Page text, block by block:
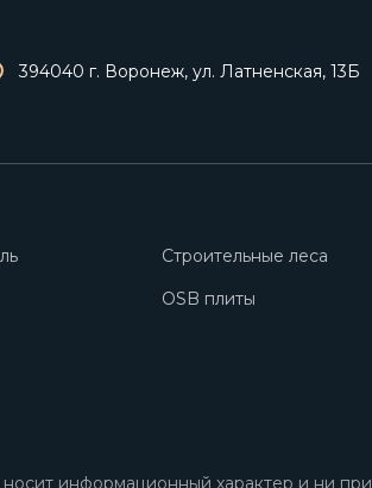
394040 г. Воронеж, ул. Латненская, 13Б
Строительные леса
OSB плиты
информационный характер и ни при